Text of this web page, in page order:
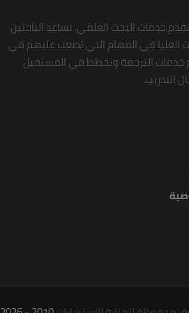
خدمات البحث العلمي. نساعد الباحثين
العليا في المهام التي تصعب عليهم في
خدمات الترجمة ونخطط في المستقبل
التدريب.